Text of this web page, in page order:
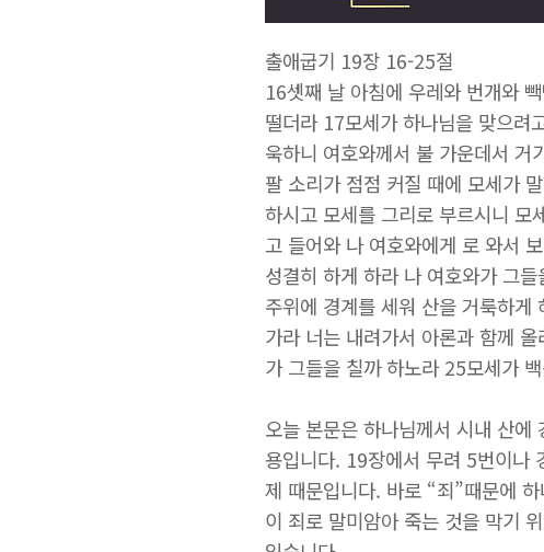
출애굽기 19장 16-25절
16셋째 날 아침에 우레와 번개와
떨더라 17모세가 하나님을 맞으려
욱하니 여호와께서 불 가운데서
팔 소리가 점점 커질 때에 모세가
하시고 모세를 그리로 부르시니 모
고 들어와 나 여호와에게 로 와서
성결히 하게 하라 나 여호와가 그
주위에 경계를 세워 산을 거룩하
가라 너는 내려가서 아론과 함께
가 그들을 칠까 하노라 25모세가
오늘 본문은 하나님께서 시내 산에
용입니다. 19장에서 무려 5번이나
제 때문입니다. 바로 “죄”때문에
이 죄로 말미암아 죽는 것을 막기